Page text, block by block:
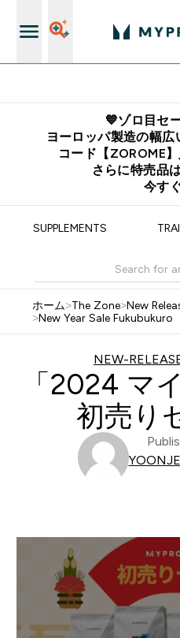
💙ゾロ目セ
ヨーロッパ製造の幅
コード【ZOROME
さらに特売品
今す
SUPPLEMENTS
ホーム>The Zone>New
>New Year Sale Fukubukuro
NEW-
「2024 マ
初売り